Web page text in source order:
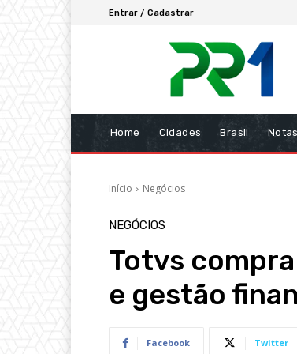
Entrar / Cadastrar
Home Cidades Brasil
Início Negócios
NEGÓCIOS
Totvs
e gestão
Facebook Twitter